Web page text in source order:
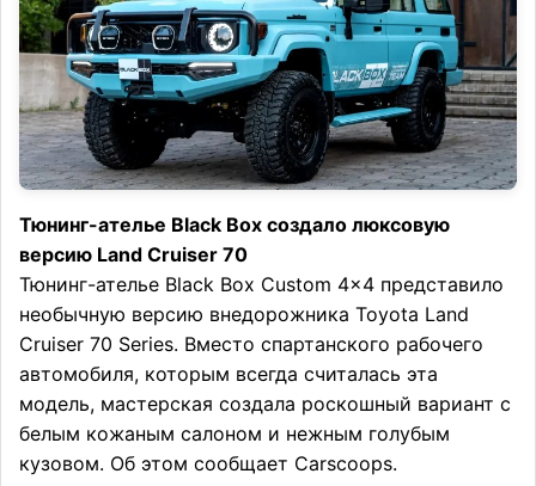
Тюнинг-ателье Black Box создало люксовую
версию Land Cruiser 70
Тюнинг-ателье Black Box Custom 4×4 представило
необычную версию внедорожника Toyota Land
Cruiser 70 Series. Вместо спартанского рабочего
автомобиля, которым всегда считалась эта
модель, мастерская создала роскошный вариант с
белым кожаным салоном и нежным голубым
кузовом. Об этом сообщает Carscoops.